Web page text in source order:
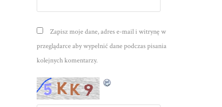
Zapisz moje dane, adres e-mail i witrynę w
przeglądarce aby wypełnić dane podczas pisania
kolejnych komentarzy.